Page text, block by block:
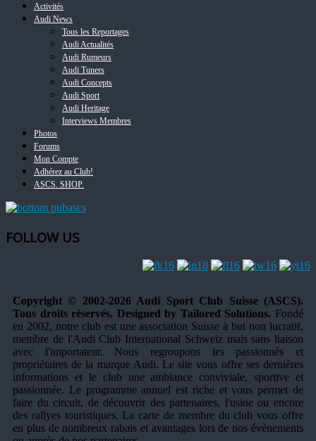
Activités
Audi News
Tous les Reportages
Audi Actualités
Audi Rumeurs
Audi Tuners
Audi Concepts
Audi Sport
Audi Heritage
Interviews Membres
Photos
Forums
Mon Compte
Adhérez au Club!
ASCS. SHOP.
FOLLOW US
Copyright © 2002-2026 Audi Sport Club Suisse (ASCS).
Tous droits réservés. Designed by Tailored Solutions. Fondé
en 2002, notre club est une association Suisse à but non lucratif,
membre de l'Audi Club International Schweiz mais sans liaison
avec l'importateur. Nous regroupons les passionnés et
propriétaires de la marque Audi. Le site vous offre ses dernières
informations et le club une ambiance conviviale, sportive et
passionnée. Le programme annuel est riche et vous permet de
faire du circuit, de découvrir des partenaires, l'usine ou encore
des rallyes touristiques. La carte de membre du club vous offre
en plus de nombreux rabais et avantages lors de nos évènements